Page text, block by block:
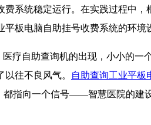
系统稳定运行。在实践过程中
板电脑自助挂号收费系统的环境
疗自助查询机的出现，小小的一
往不良风气。
自助查询工业平板
指向一个信号——智慧医院的建